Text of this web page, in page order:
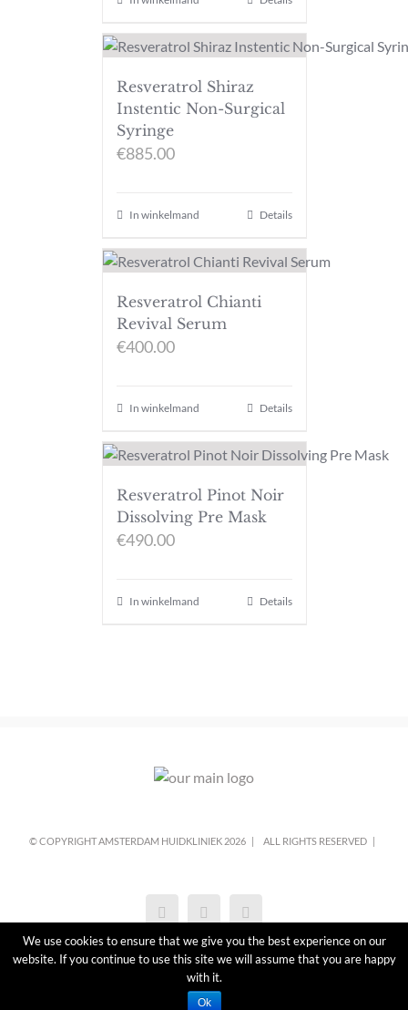
Resveratrol Shiraz
Instentic Non-Surgical
Syringe
€885.00
In winkelmand Details
Resveratrol Chianti
Revival Serum
€400.00
In winkelmand Details
Resveratrol Pinot Noir
Dissolving Pre Mask
€490.00
In winkelmand Details
© COPYRIGHT AMSTERDAM HUIDKLINIEK 2026 | ALL RIGHTS RESERVED |
We use cookies to ensure that we give you the best experience on our
website. If you continue to use this site we will assume that you are happy
with it.
Ok